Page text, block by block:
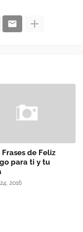
Frases de Feliz
para ti y tu
2016